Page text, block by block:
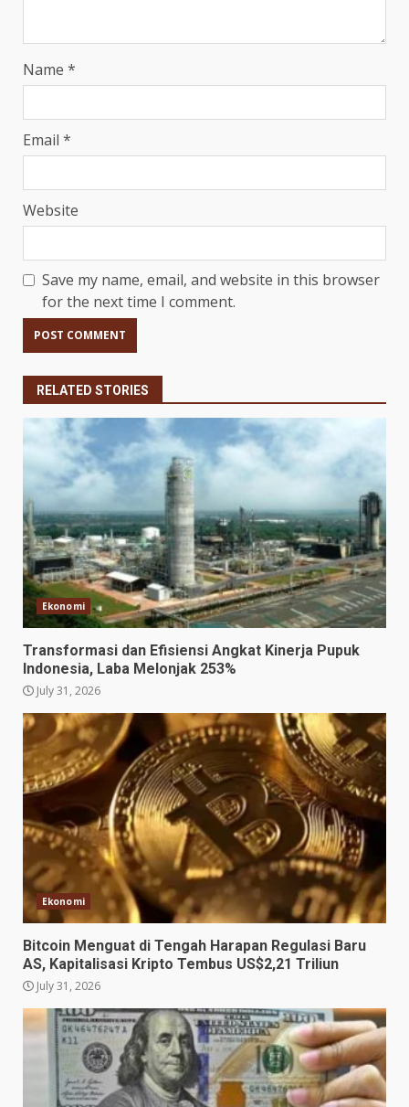
Name *
Email *
Website
Save my name, email, and website in this browser
for the next time I comment.
RELATED STORIES
Ekonomi
Transformasi dan Efisiensi Angkat Kinerja Pupuk
Indonesia, Laba Melonjak 253%
July 31, 2026
Ekonomi
Bitcoin Menguat di Tengah Harapan Regulasi Baru
AS, Kapitalisasi Kripto Tembus US$2,21 Triliun
July 31, 2026